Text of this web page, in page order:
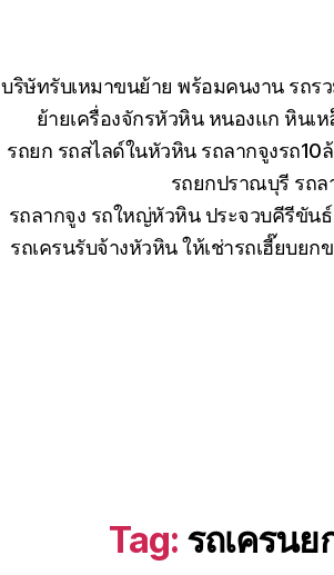
บริษัทรับเหมาขนย้าย พร้อมคนงาน รถร
ย้ายเครื่องจักรหัวหิน หนองแก หินเ
รถยก รถสไลด์ในหัวหิน รถลากจูงรถ10
รถยกปราณบุรี รถล
รถลากจูง รถใหญ่หัวหิน ประจวบคีรีขัน
รถเครนรับจ้างหัวหิน ให้เช่ารถเฮี๊ยบยก
Tag: รถเครน